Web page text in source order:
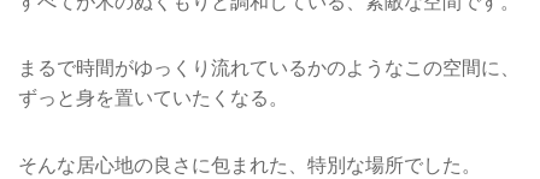
まるで時間がゆっくり流れているかのようなこの空間に、
ずっと身を置いていたくなる。
そんな居心地の良さに包まれた、特別な場所でした。